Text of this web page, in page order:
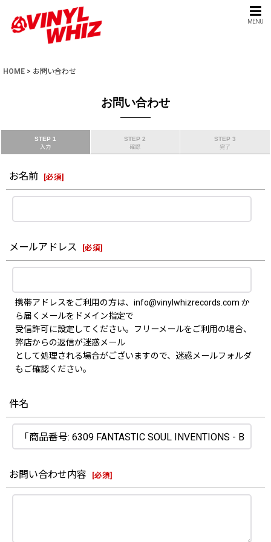
MENU
HOME > お問い合わせ
お問い合わせ
STEP 1
入力
STEP 2
確認
STEP 3
完了
お名前 [必須]
メールアドレス [必須]
携帯アドレスをご利用の方は、info@vinylwhizrecords.com か
ら届くメールをドメイン指定で
受信許可に設定してください。フリーメールをご利用の場合、
弊店からの返信が迷惑メール
として処理される場合がございますので、迷惑メールフォルダ
もご確認ください。
件名
お問い合わせ内容 [必須]